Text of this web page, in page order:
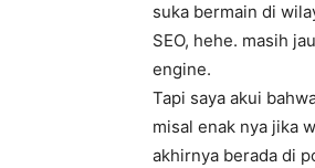
suka bermain di
SEO, hehe. masih
engine.
Tapi saya akui
misal enak nya jika
akhirnya berada di